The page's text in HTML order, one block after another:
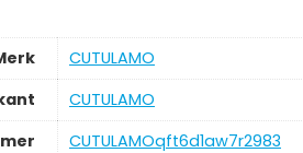
‎CUTULAMO
‎CUTULAMO
‎CUTULAMOqft6d1aw7r2983